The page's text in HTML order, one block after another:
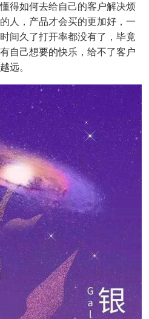
如何去给自己的客户解决烦
人，产品才会买的更加好，一
间久了打开率都没有了，毕竟
自己想要的快乐，给不了客户
远。